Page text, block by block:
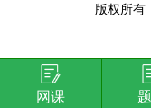
版权所有
网课